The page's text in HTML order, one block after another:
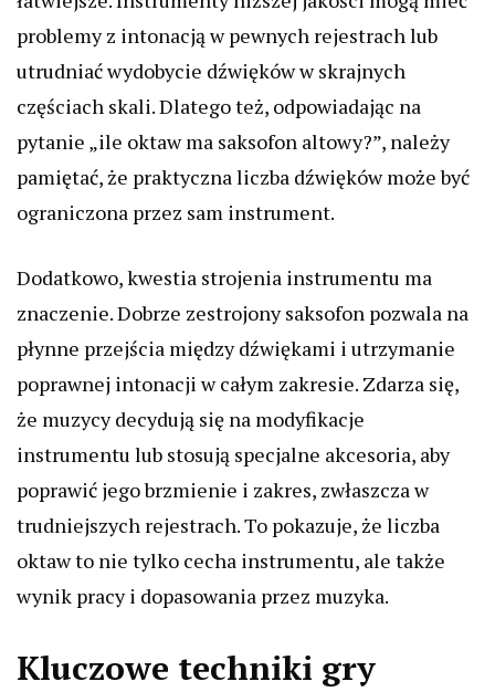
problemy z intonacją w pewnych rejestrach lub
utrudniać wydobycie dźwięków w skrajnych
częściach skali. Dlatego też, odpowiadając na
pytanie „ile oktaw ma saksofon altowy?”, należy
pamiętać, że praktyczna liczba dźwięków może być
ograniczona przez sam instrument.
Dodatkowo, kwestia strojenia instrumentu ma
znaczenie. Dobrze zestrojony saksofon pozwala na
płynne przejścia między dźwiękami i utrzymanie
poprawnej intonacji w całym zakresie. Zdarza się,
że muzycy decydują się na modyfikacje
instrumentu lub stosują specjalne akcesoria, aby
poprawić jego brzmienie i zakres, zwłaszcza w
trudniejszych rejestrach. To pokazuje, że liczba
oktaw to nie tylko cecha instrumentu, ale także
wynik pracy i dopasowania przez muzyka.
Kluczowe techniki gry